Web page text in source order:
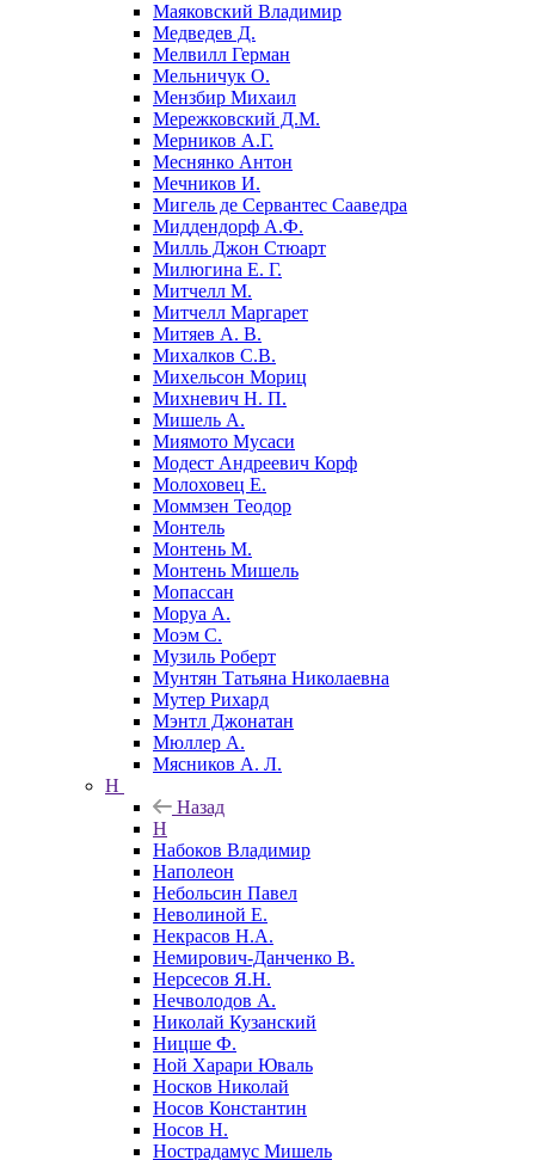
Маяковский Владимир
Медведев Д.
Мелвилл Герман
Мельничук О.
Мензбир Михаил
Мережковский Д.М.
Мерников А.Г.
Меснянко Антон
Мечников И.
Мигель де Сервантес Сааведра
Миддендорф А.Ф.
Милль Джон Стюарт
Милюгина Е. Г.
Митчелл М.
Митчелл Маргарет
Митяев А. В.
Михалков С.В.
Михельсон Мориц
Михневич Н. П.
Мишель А.
Миямото Мусаси
Модест Андреевич Корф
Молоховец Е.
Моммзен Теодор
Монтель
Монтень М.
Монтень Мишель
Мопассан
Моруа А.
Моэм С.
Музиль Роберт
Мунтян Татьяна Николаевна
Мутер Рихард
Мэнтл Джонатан
Мюллер А.
Мясников А. Л.
Н
Назад
Н
Набоков Владимир
Наполеон
Небольсин Павел
Неволиной Е.
Некрасов Н.А.
Немирович-Данченко В.
Нерсесов Я.Н.
Нечволодов А.
Николай Кузанский
Ницше Ф.
Ной Харари Юваль
Носков Николай
Носов Константин
Носов Н.
Нострадамус Мишель